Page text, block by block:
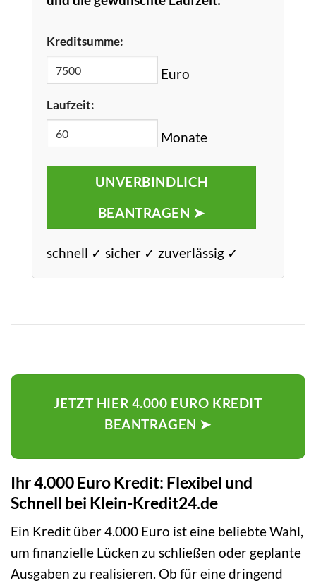
Kreditsumme:
Euro
Laufzeit:
Monate
UNVERBINDLICH
BEANTRAGEN ➤
schnell ✓ sicher ✓ zuverlässig ✓
JETZT HIER 4.000 EURO KREDIT
BEANTRAGEN ➤
Ihr 4.000 Euro Kredit: Flexibel und
Schnell bei Klein-Kredit24.de
Ein Kredit über 4.000 Euro ist eine beliebte Wahl,
um finanzielle Lücken zu schließen oder geplante
Ausgaben zu realisieren. Ob für eine dringend